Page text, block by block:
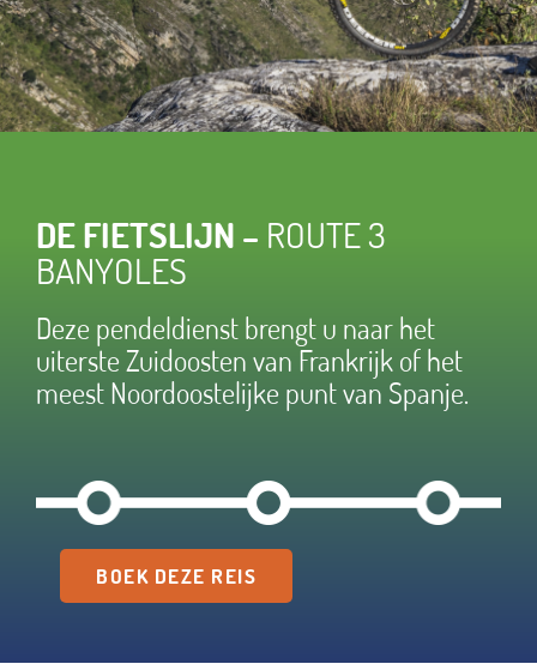
DE FIETSLIJN – ROUTE 3
BANYOLES
Deze pendeldienst brengt u naar het
uiterste Zuidoosten van Frankrijk of het
meest Noordoostelijke punt van Spanje.
BOEK DEZE REIS